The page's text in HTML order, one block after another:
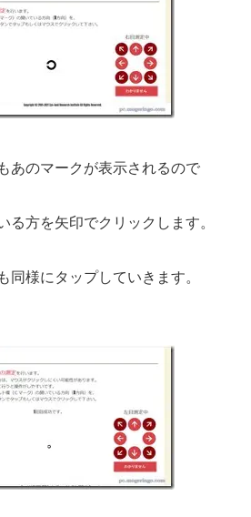
あのマークが表示されるので
る方を矢印でクリックします。
同様にタップしていきます。